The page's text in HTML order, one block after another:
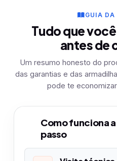
GUIA DA
Tudo que
antes de
Um resumo honesto do
das garantias e das
pode te
Como funciona
passo